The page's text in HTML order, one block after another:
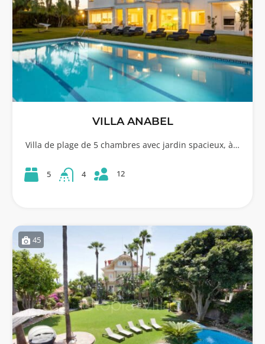
VILLA ANABEL
Villa de plage de 5 chambres avec jardin spacieux, à…
5 4 12
45